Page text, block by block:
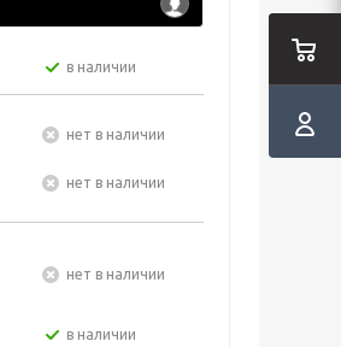
в наличии
Нет в наличии
Нет в наличии
Нет в наличии
в наличии